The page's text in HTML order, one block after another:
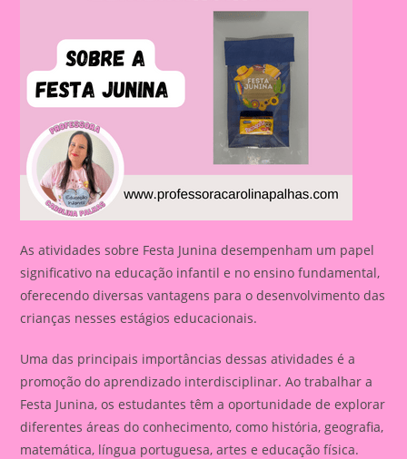
As atividades sobre Festa Junina desempenham um papel
significativo na educação infantil e no ensino fundamental,
oferecendo diversas vantagens para o desenvolvimento das
crianças nesses estágios educacionais.
Uma das principais importâncias dessas atividades é a
promoção do aprendizado interdisciplinar. Ao trabalhar a
Festa Junina, os estudantes têm a oportunidade de explorar
diferentes áreas do conhecimento, como história, geografia,
matemática, língua portuguesa, artes e educação física.